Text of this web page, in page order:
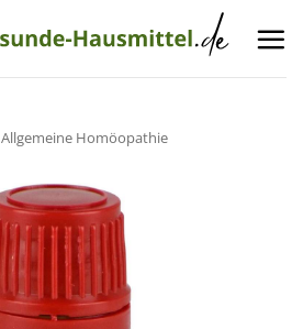
Allgemeine Homöopathie